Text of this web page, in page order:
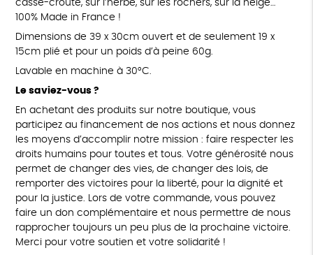
casse-croute, sur l’herbe, sur les rochers, sur la neige…
100% Made in France !
Dimensions de 39 x 30cm ouvert et de seulement 19 x
15cm plié et pour un poids d’à peine 60g.
Lavable en machine à 30°C.
Le saviez-vous ?
En achetant des produits sur notre boutique, vous
participez au financement de nos actions et nous donnez
les moyens d’accomplir notre mission : faire respecter les
droits humains pour toutes et tous. Votre générosité nous
permet de changer des vies, de changer des lois, de
remporter des victoires pour la liberté, pour la dignité et
pour la justice. Lors de votre commande, vous pouvez
faire un don complémentaire et nous permettre de nous
rapprocher toujours un peu plus de la prochaine victoire.
Merci pour votre soutien et votre solidarité !